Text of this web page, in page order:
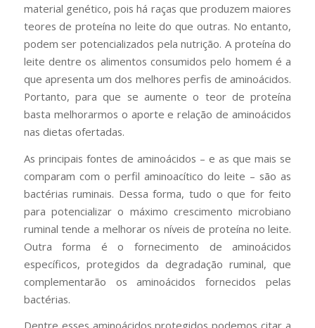
material genético, pois há raças que produzem maiores
teores de proteína no leite do que outras. No entanto,
podem ser potencializados pela nutrição. A proteína do
leite dentre os alimentos consumidos pelo homem é a
que apresenta um dos melhores perfis de aminoácidos.
Portanto, para que se aumente o teor de proteína
basta melhorarmos o aporte e relação de aminoácidos
nas dietas ofertadas.
As principais fontes de aminoácidos – e as que mais se
comparam com o perfil aminoacítico do leite – são as
bactérias ruminais. Dessa forma, tudo o que for feito
para potencializar o máximo crescimento microbiano
ruminal tende a melhorar os níveis de proteína no leite.
Outra forma é o fornecimento de aminoácidos
específicos, protegidos da degradação ruminal, que
complementarão os aminoácidos fornecidos pelas
bactérias.